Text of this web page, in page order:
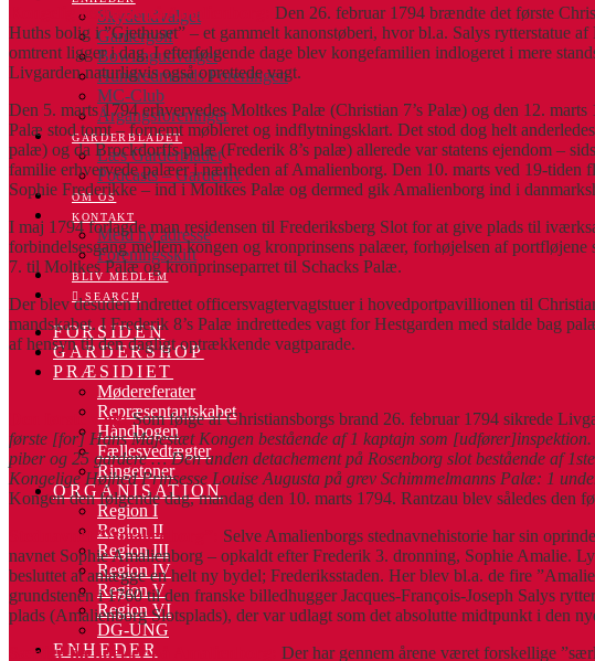
Skydeudvalget
Gardergolf
Bowlingudvalget
Hundredmands Foreningen
MC-Club
Årgangsforeninger
GARDERBLADET
Læs Garderbladet
Podcasts – Garderliv
OM OS
KONTAKT
Meld ny adresse
Foreningsskift
BLIV MEDLEM
SEARCH
FORSIDEN
GARDERSHOP
PRÆSIDIET
Mødereferater
Repræsentantskabet
Håndbogen
Fællesvedtægter
Ringetoner
ORGANISATION
Region I
Region II
Region III
Region IV
Region V
Region VI
DG-UNG
ENHEDER
Kongelig residens på Amalienborg:
Den 26. februar 1794 brændte det første
Huths bolig i ”Gjethuset” – et gammelt kanonstøberi, hvor bl.a. Salys rytterstatue
omtrent ligger i dag. I efterfølgende dage blev kongefamilien indlogeret i mere
Livgarden naturligvis også oprettede vagt.
Den 5. marts 1794 erhvervedes Moltkes Palæ (Christian 7’s Palæ) og den 12.
Palæ stod tomt – fornemt møbleret og indflytningsklart. Det stod dog helt
palæ) og da Brockdorffs palæ (Frederik 8’s palæ) allerede var statens ejendom –
familie erhvervede palæer i nærheden af Amalienborg. Den 10. marts ved 19-
Sophie Frederikke – ind i Moltkes Palæ og dermed gik Amalienborg ind i
I maj 1794 forlagde man residensen til Frederiksberg Slot for at give plads til
forbindelsesgang mellem kongen og kronprinsens palæer, forhøjelsen af
7. til Moltkes Palæ og kronprinseparret til Schacks Palæ.
Der blev desuden indrettet officersvagtervagtstuer i hovedportpavillionen til
mandskabet. I Frederik 8’s Palæ indrettedes vagt for Hestgarden med stalde bag
af hensyn til den dagligt optrækkende vagtparade.
Den første vagt: Som følge af Christiansborgs brand 26. februar 1794 sikrede
første [for] Hans Majestæt Kongen bestående af 1 kaptajn som
piber og 25 gardere … Den anden detachement på Rosenborg slot bestående af
Kongelige Højhed Prinsesse Louise Augusta på grev Schimmelmanns Palæ: 1
Kongen den følgende dag, mandag den 10. marts 1794. Rantzau blev således den
Stednavnet ”Amalienborg”:
Selve Amalienborgs stednavnehistorie har sin
navnet Sophie Amalienborg – opkaldt efter Frederik 3. dronning, Sophie Amalie.
besluttet at anlægge en helt ny bydel; Frederiksstaden. Her blev bl.a. de fire
grundstenen i 1760 til den franske billedhugger Jacques-François-Joseph Salys
plads (Amalienborg Slotsplads), der var udlagt som det absolutte midtpunkt i den
Særlige hændelser på Amalienborg:
Der har gennem årene været forskellige